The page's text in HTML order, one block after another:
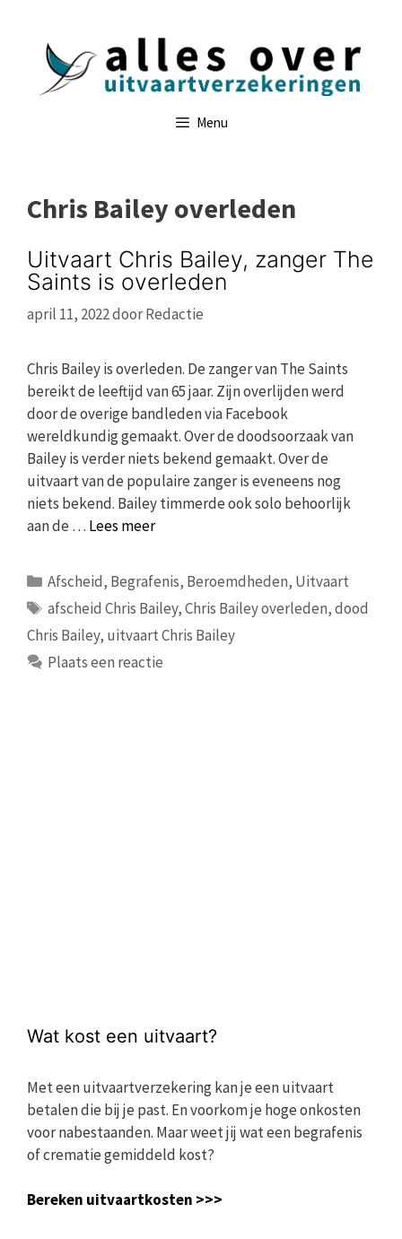
Menu
Chris Bailey overleden
Uitvaart Chris Bailey, zanger The
Saints is overleden
april 11, 2022doorRedactie
Chris Bailey is overleden. De zanger van The Saints
bereikt de leeftijd van 65 jaar. Zijn overlijden werd
door de overige bandleden via Facebook
wereldkundig gemaakt. Over de doodsoorzaak van
Bailey is verder niets bekend gemaakt. Over de
uitvaart van de populaire zanger is eveneens nog
niets bekend. Bailey timmerde ook solo behoorlijk
aan de … Lees meer
Categorieën
Afscheid, Begrafenis, Beroemdheden, Uitvaart
Tags
afscheid Chris Bailey,Chris Bailey overleden,dood
Chris Bailey, uitvaart Chris Bailey
Plaats een reactie
Wat kost een uitvaart?
Met een uitvaartverzekering kan je een uitvaart
betalen die bij je past. En voorkom je hoge onkosten
voor nabestaanden. Maar weet jij wat een begrafenis
of crematie gemiddeld kost?
Bereken uitvaartkosten >>>